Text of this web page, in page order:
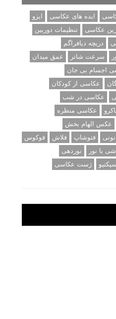
ایده های عکاسی
ایزو
عکاسی
تنظیمات دوربین
دریچه دیافراگم
سرعت شاتر
عمق میدان
اجسام بی جان
عکاسی از کودکان
عکاسی در شب
عکاسی منظره
عکس الهام بخش
فتوشاپ فلاش
فوکوس
با نور
نوردهی
ژست عکاسی